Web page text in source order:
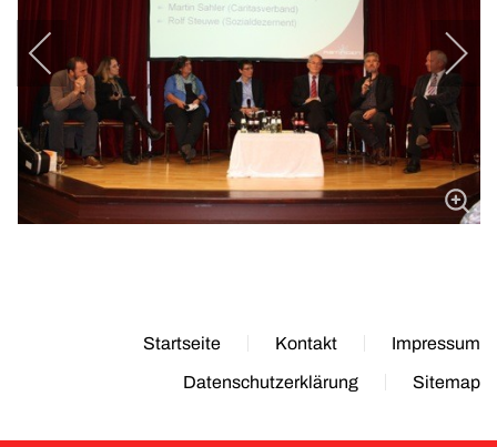
Startseite Kontakt Impressum
Datenschutzerklärung Sitemap